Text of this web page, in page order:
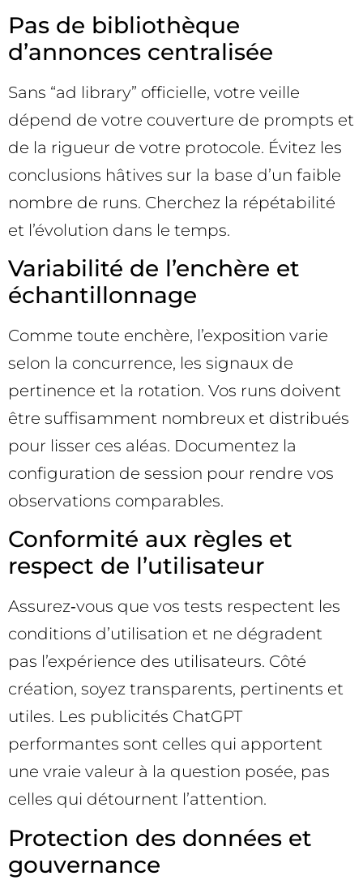
Pas de bibliothèque
d’annonces centralisée
Sans “ad library” officielle, votre veille
dépend de votre couverture de prompts et
de la rigueur de votre protocole. Évitez les
conclusions hâtives sur la base d’un faible
nombre de runs. Cherchez la répétabilité
et l’évolution dans le temps.
Variabilité de l’enchère et
échantillonnage
Comme toute enchère, l’exposition varie
selon la concurrence, les signaux de
pertinence et la rotation. Vos runs doivent
être suffisamment nombreux et distribués
pour lisser ces aléas. Documentez la
configuration de session pour rendre vos
observations comparables.
Conformité aux règles et
respect de l’utilisateur
Assurez‑vous que vos tests respectent les
conditions d’utilisation et ne dégradent
pas l’expérience des utilisateurs. Côté
création, soyez transparents, pertinents et
utiles. Les publicités ChatGPT
performantes sont celles qui apportent
une vraie valeur à la question posée, pas
celles qui détournent l’attention.
Protection des données et
gouvernance